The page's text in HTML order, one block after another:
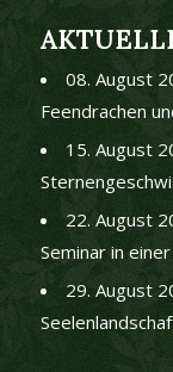
08. August
Feendrachen
15. August
22. August
Seminar in
29. August